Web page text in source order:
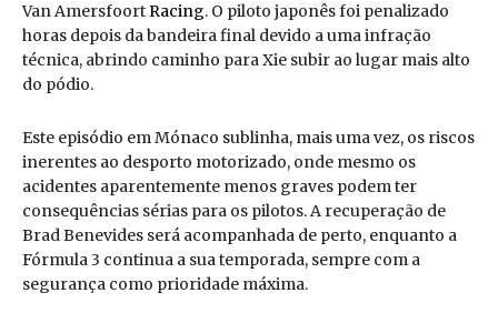
Van AmersfoortRacing. O piloto japonês foi penalizado
horas depois da bandeira final devido a uma infração
técnica, abrindo caminho para Xie subir ao lugar mais alto
do pódio.
Este episódio em Mónaco sublinha, mais uma vez, os riscos
inerentes ao desporto motorizado, onde mesmo os
acidentes aparentemente menos graves podem ter
consequências sérias para os pilotos. A recuperação de
Brad Benevides será acompanhada de perto, enquanto a
Fórmula 3 continua a sua temporada, sempre com a
segurança como prioridade máxima.